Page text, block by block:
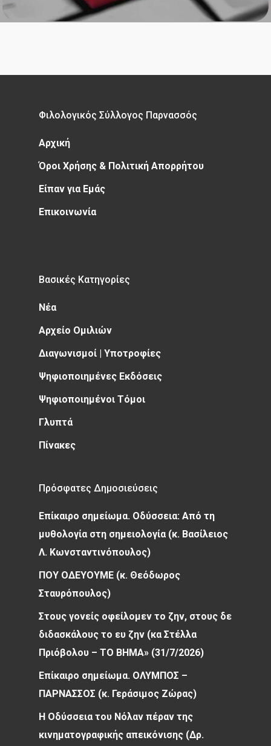
Φιλολογικός Σύλλογος Παρνασσός
Αρχική
Όροι Χρήσης & Πολιτική Απορρήτου
Είπαν για Εμάς
Επικοινωνία
Βασικές Κατηγορίες
Νέα
Αρχείο Ομιλιών
Διαγωνισμοί | Υποτροφίες
Ψηφιοποιημένες Εκδόσεις
Ψηφιοποιημένοι Τόμοι
Γλυπτά
Πίνακες
Πρόσφατες Δημοσιεύσεις
Επίκαιρο σημείωμα. Οδύσσεια: Από τη
μυθολογία στη σημειολογία (κ. Βασίλειος
Λ. Κωνσταντινόπουλος)
ΠΟΥ ΟΔΕΥΟΥΜΕ (κ. Θεόδωρος
Σταυρόπουλος)
Στους γονείς οφείλομεν το ζην, στους δε
διδασκάλους το ευ ζην (κα Στέλλα
Πριόβολου – ΤΟ ΒΗΜΑ» (31/7/2026)
Επίκαιρο σημείωμα. ΟΛΥΜΠΟΣ –
ΠΑΡΝΑΣΣΟΣ (κ. Γεράσιμος Ζώρας)
Η Οδύσσεια του Νόλαν πέραν της
κινηματογραφικής απεικόνισης (Δρ.